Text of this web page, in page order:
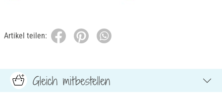
Artikel teilen:
Gleich mitbestellen